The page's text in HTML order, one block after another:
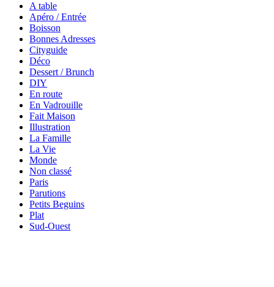
A table
Apéro / Entrée
Boisson
Bonnes Adresses
Cityguide
Déco
Dessert / Brunch
DIY
En route
En Vadrouille
Fait Maison
Illustration
La Famille
La Vie
Monde
Non classé
Paris
Parutions
Petits Beguins
Plat
Sud-Ouest